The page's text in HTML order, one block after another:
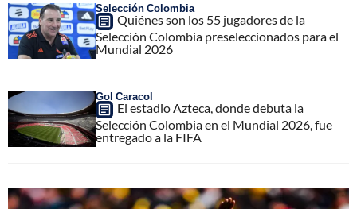
Selección Colombia
Quiénes son los 55 jugadores de la
Selección Colombia preseleccionados para el
Mundial 2026
Gol Caracol
El estadio Azteca, donde debuta la
Selección Colombia en el Mundial 2026, fue
entregado a la FIFA